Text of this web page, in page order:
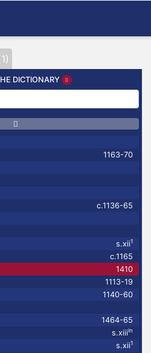
DICTIONARY
1163-70
c.1136-65
s.xii1
c.1165
1410
1113-19
1140-60
1464-65
s.xiiiin
s.xii1